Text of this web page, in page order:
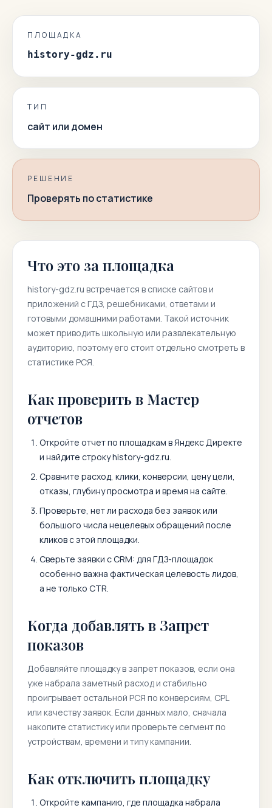
ПЛОЩАДКА
history-gdz.ru
ТИП
сайт или домен
РЕШЕНИЕ
Проверять по статистике
Что это за площадка
history-gdz.ru встречается в списке сайтов и
приложений с ГДЗ, решебниками, ответами и
готовыми домашними работами. Такой источник
может приводить школьную или развлекательную
аудиторию, поэтому его стоит отдельно смотреть в
статистике РСЯ.
Как проверить в Мастер
отчетов
Откройте отчет по площадкам в Яндекс Директе
и найдите строкуhistory-gdz.ru.
Сравните расход, клики, конверсии, цену цели,
отказы, глубину просмотра и время на сайте.
Проверьте, нет ли расхода без заявок или
большого числа нецелевых обращений после
кликов с этой площадки.
Сверьте заявки с CRM: для ГДЗ-площадок
особенно важна фактическая целевость лидов,
а не только CTR.
Когда добавлять в Запрет
показов
Добавляйте площадку в запрет показов, если она
уже набрала заметный расход и стабильно
проигрывает остальной РСЯ по конверсиям, CPL
или качеству заявок. Если данных мало, сначала
накопите статистику или проверьте сегмент по
устройствам, времени и типу кампании.
Как отключить площадку
Откройте кампанию, где площадка набрала